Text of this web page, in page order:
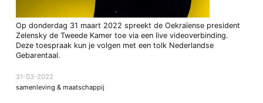
Op donderdag 31 maart 2022 spreekt de Oekraïense president
Zelensky de Tweede Kamer toe via een live videoverbinding.
Deze toespraak kun je volgen met een tolk Nederlandse
Gebarentaal.
31-03-2022
samenleving & maatschappij